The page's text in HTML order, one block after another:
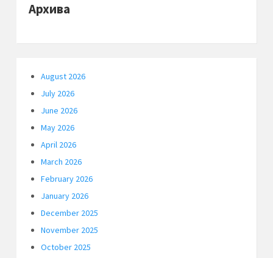
Архива
August 2026
July 2026
June 2026
May 2026
April 2026
March 2026
February 2026
January 2026
December 2025
November 2025
October 2025